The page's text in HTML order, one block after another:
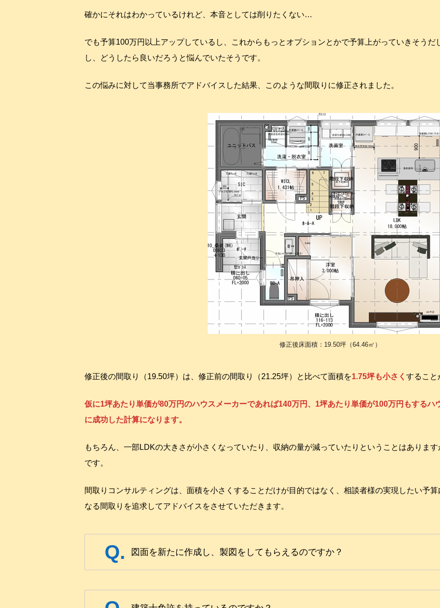
確かにそれはわかっているけれど、本音としては削りたくない…
でも予算100万円以上アップしているし、これからもっとオプションとかで予算上がっていきそうだ
し、どうしたら良いだろうと悩んでいたそうです。
この悩みに対して当事務所でアドバイスした結果、このような間取りに修正されました。
修正後床面積：19.50坪（64.46㎡）
修正後の間取り（19.50坪）は、修正前の間取り（21.25坪）と比べて面積を1.75坪も小さく すること
仮に1坪あたり単価が80万円のハウスメーカーであれば140万円、1坪あたり単価が100万円もするハ
に成功した計算になります。
もちろん、一部LDKの大きさが小さくなっていたり、収納の量が減っていたりということはありま
です。
間取りコンサルティングは、面積を小さくすることだけが目的ではなく、相談者様の実現したい予
なる間取りを追求してアドバイスをさせていただきます。
図面を新たに作成し、製図をしてもらえるのですか？